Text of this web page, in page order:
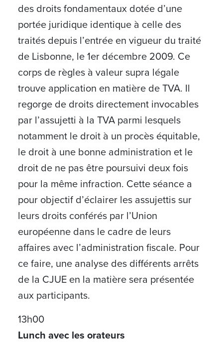
des droits fondamentaux dotée d’une
portée juridique identique à celle des
traités depuis l’entrée en vigueur du traité
de Lisbonne, le 1er décembre 2009. Ce
corps de règles à valeur supra légale
trouve application en matière de TVA. Il
regorge de droits directement invocables
par l’assujetti à la TVA parmi lesquels
notamment le droit à un procès équitable,
le droit à une bonne administration et le
droit de ne pas être poursuivi deux fois
pour la même infraction. Cette séance a
pour objectif d’éclairer les assujettis sur
leurs droits conférés par l’Union
européenne dans le cadre de leurs
affaires avec l’administration fiscale. Pour
ce faire, une analyse des différents arrêts
de la CJUE en la matière sera présentée
aux participants.
13h00
Lunch avec les orateurs